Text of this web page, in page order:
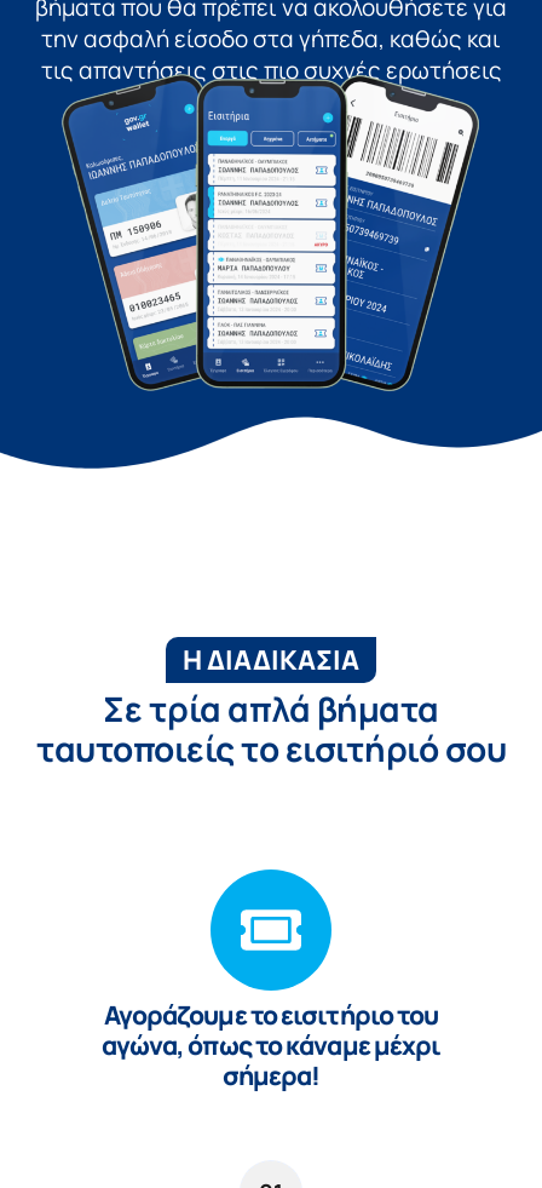
βήματα που θα πρέπει να ακολουθήσετε για
την ασφαλή είσοδο στα γήπεδα, καθώς και
τις απαντήσεις στις πιο συχνές ερωτήσεις
Η ΔΙΑΔΙΚΑΣΙΑ
Σε τρία απλά βήματα
ταυτοποιείς το εισιτήριό σου
Αγoράζουμε το εισιτήριο του
αγώνα, όπως το κάναμε μέχρι
σήμερα!